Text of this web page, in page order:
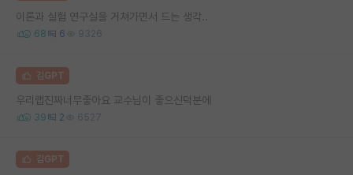
이론과 실험 연구실을 거쳐가면서 드는 생각..
68 6 9326
김GPT
우리랩진짜너무좋아요 교수님이 좋으신덕분에
39 2 6527
김GPT